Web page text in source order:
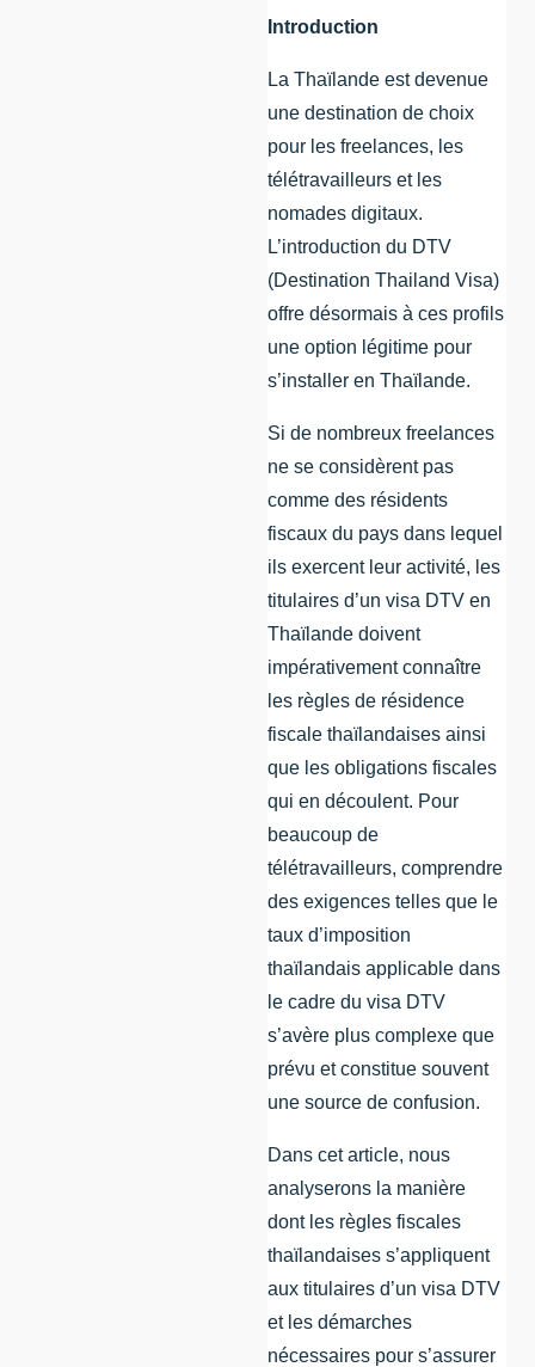
Introduction
La Thaïlande est devenue
une destination de choix
pour les freelances, les
télétravailleurs et les
nomades digitaux.
L’introduction du DTV
(Destination Thailand Visa)
offre désormais à ces profils
une option légitime pour
s’installer en Thaïlande.
Si de nombreux freelances
ne se considèrent pas
comme des résidents
fiscaux du pays dans lequel
ils exercent leur activité, les
titulaires d’un visa DTV en
Thaïlande doivent
impérativement connaître
les règles de résidence
fiscale thaïlandaises ainsi
que les obligations fiscales
qui en découlent. Pour
beaucoup de
télétravailleurs, comprendre
des exigences telles que le
taux d’imposition
thaïlandais applicable dans
le cadre du visa DTV
s’avère plus complexe que
prévu et constitue souvent
une source de confusion.
Dans cet article, nous
analyserons la manière
dont les règles fiscales
thaïlandaises s’appliquent
aux titulaires d’un visa DTV
et les démarches
nécessaires pour s’assurer